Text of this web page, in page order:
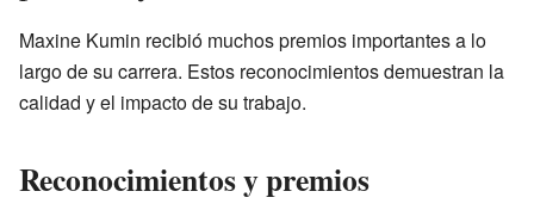
Maxine Kumin recibió muchos premios importantes a lo
largo de su carrera. Estos reconocimientos demuestran la
calidad y el impacto de su trabajo.
Reconocimientos y premios